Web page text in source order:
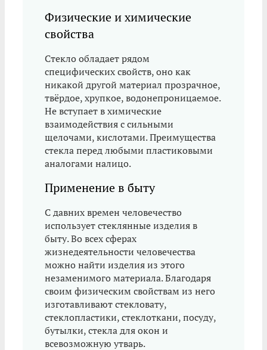
Физические и химические
свойства
Стекло обладает рядом
специфических свойств, оно как
никакой другой материал прозрачное,
твёрдое, хрупкое, водонепроницаемое.
Не вступает в химические
взаимодействия с сильными
щелочами, кислотами. Преимущества
стекла перед любыми пластиковыми
аналогами налицо.
Применение в быту
С давних времен человечество
использует стеклянные изделия в
быту. Во всех сферах
жизнедеятельности человечества
можно найти изделия из этого
незаменимого материала. Благодаря
своим физическим свойствам из него
изготавливают стекловату,
стеклопластики, стеклоткани, посуду,
бутылки, стекла для окон и
всевозможную утварь.